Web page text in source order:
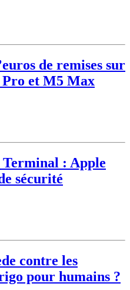
de remises sur
et M5 Max
: Apple
sécurité
contre les
pour humains ?